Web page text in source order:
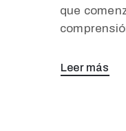
que
Leer más